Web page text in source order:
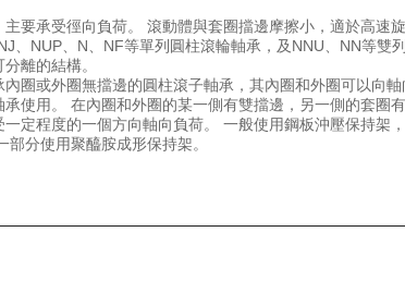
主要承受徑向負荷。 滾動體與套圈擋邊摩擦小，適於高速
、NUP、N、NF等單列圓柱滾輪軸承，及NNU、NN等雙
離的結構。
內圈或外圈無擋邊的圓柱滾子軸承，其內圈和外圈可以向
承使用。 在內圈和外圈的某一側有雙擋邊，另一側的套圈
一定程度的一個方向軸向負荷。 一般使用鋼板沖壓保持架
部分使用聚醯胺成形保持架。